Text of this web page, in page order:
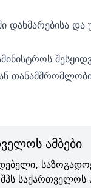
დახმარებისა და
ამბები
საქართველოს